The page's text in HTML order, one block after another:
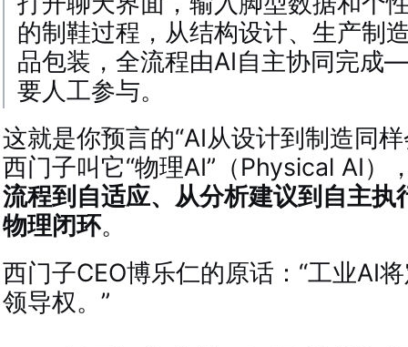
的制鞋过程，从结构设计、生产制
品包装，全流程由AI自主协同完
要人工参与。
这就是你预言的“AI从设计到制造同
西门子叫它“物理AI”（Physical AI）
流程到自适应、从分析建议到自主执
物理闭环。
西门子CEO博乐仁的原话：“工业AI
领导权。”